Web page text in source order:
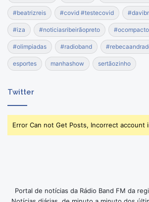
#beatrizreis #covid #testecovid
#iza #noticiasribeirãopreto #ocompacto
#olimpiadas #radioband
esportes manhashow sertãozinho
Twitter
Error Can not Get Posts, Incorrect account
Portal de notícias da Rádio Band FM da